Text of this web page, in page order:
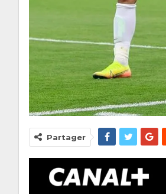
Partager